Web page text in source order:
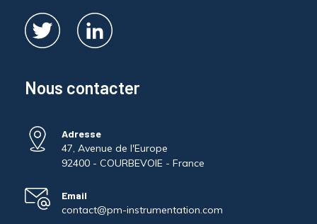
Nous contacter
Adresse
47, Avenue de l'Europe
92400 - COURBEVOIE - France
Email
contact@pm-instrumentation.com